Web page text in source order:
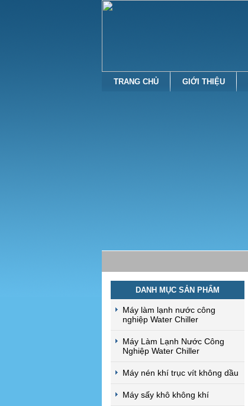
TRANG CHỦ GIỚI THIỆU
DANH MỤC SẢN PHẨM
Máy làm lạnh nước công
nghiệp Water Chiller
Máy Làm Lạnh Nước Công
Nghiệp Water Chiller
Máy nén khí trục vít không dầu
Máy sấy khô không khí